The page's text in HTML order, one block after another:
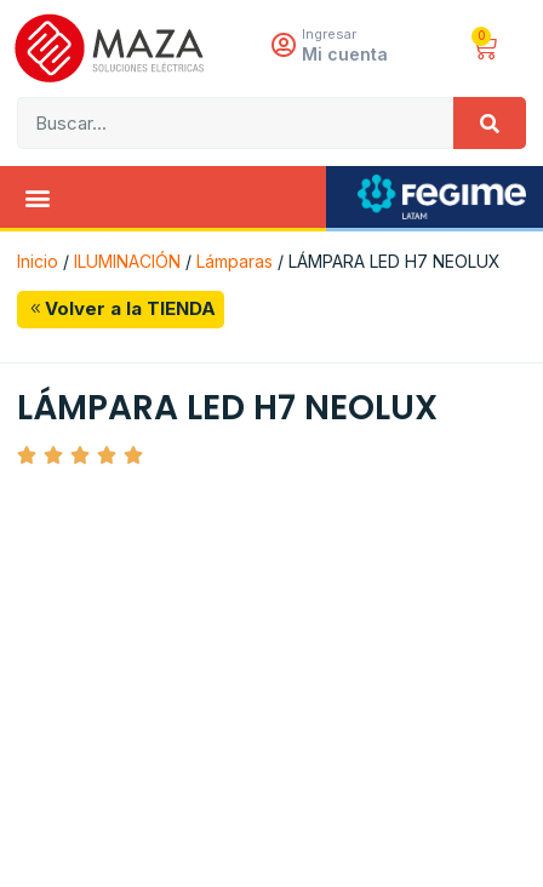
Ingresar
Mi cuenta
0
Inicio / ILUMINACIÓN / Lámparas / LÁMPARA LED H7 NEOLUX
Volver a la TIENDA
LÁMPARA LED H7 NEOLUX